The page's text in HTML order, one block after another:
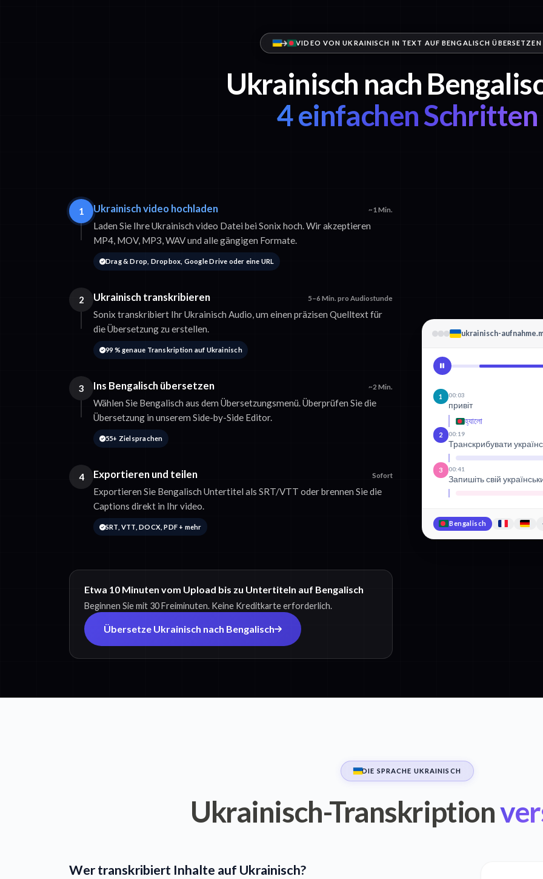
VIDEO VON UKRAINISCH IN TEXT AUF BENGALISCH ÜBERSETZEN
Ukrainisch nach
4 einfachen Schritten
1 Ukrainisch video hochladen ~1 Min.
Laden Sie Ihre Ukrainisch video Datei bei Sonix hoch. Wir akzeptieren
MP4, MOV, MP3, WAV und alle gängigen Formate.
Drag & Drop, Dropbox, Google Drive oder eine URL
2 Ukrainisch transkribieren 5–6 Min. pro Audiostunde
Sonix transkribiert Ihr Ukrainisch Audio, um einen präzisen Quelltext für
die Übersetzung zu erstellen.
99 % genaue Transkription auf Ukrainisch
3 Ins Bengalisch übersetzen ~2 Min.
Wählen Sie Bengalisch aus dem Übersetzungsmenü. Überprüfen Sie die
Übersetzung in unserem Side-by-Side Editor.
55+ Zielsprachen
4 Exportieren und teilen Sofort
Exportieren Sie Bengalisch Untertitel als SRT/VTT oder brennen Sie die
Captions direkt in Ihr video.
SRT, VTT, DOCX, PDF + mehr
Etwa 10 Minuten vom Upload bis zu Untertiteln auf Bengalisch
Beginnen Sie mit 30 Freiminuten. Keine Kreditkarte erforderlich.
Übersetze Ukrainisch nach Bengalisch
ukrainisch-
1 00:03
привіт
হ্যালো
2 00:19
Транскрибувати
3 00:41
Запишіть свій
Bengalisch
DIE SPRACHE UKRAINISCH
Ukrainisch-Transkription
Wer transkribiert Inhalte auf Ukrainisch?